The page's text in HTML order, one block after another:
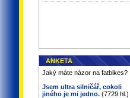
ANKETA
Jaký máte názor na fatbikes?
Jsem ultra silničář, cokoli
jiného je mi jedno. (7729 hl.)